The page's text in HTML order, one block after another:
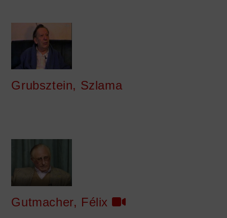
Grubsztein, Szlama
Gutmacher, Félix